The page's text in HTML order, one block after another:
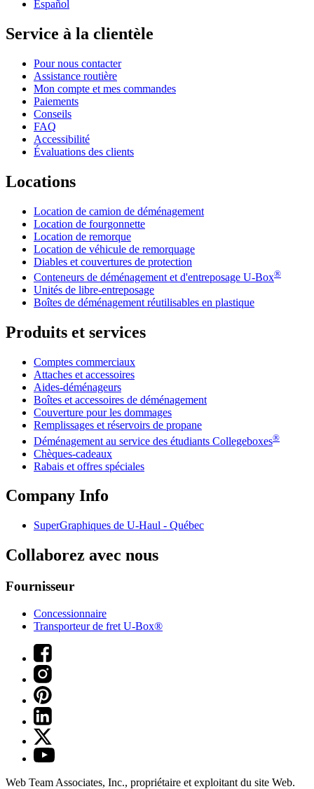
Español
Service à la clientèle
Pour nous contacter
Assistance routière
Mon compte et mes commandes
Paiements
Conseils
FAQ
Accessibilité
Évaluations des clients
Locations
Location de camion de déménagement
Location de fourgonnette
Location de remorque
Location de véhicule de remorquage
Diables et couvertures de protection
Conteneurs de déménagement et d'entreposage U-Box®
Unités de libre-entreposage
Boîtes de déménagement réutilisables en plastique
Produits et services
Comptes commerciaux
Attaches et accessoires
Aides-déménageurs
Boîtes et accessoires de déménagement
Couverture pour les dommages
Remplissages et réservoirs de propane
Déménagement au service des étudiants Collegeboxes®
Chèques-cadeaux
Rabais et offres spéciales
Company Info
SuperGraphiques de U-Haul - Québec
Collaborez avec nous
Fournisseur
Concessionnaire
Transporteur de fret U-Box®
Web Team Associates, Inc., propriétaire et exploitant du site Web.